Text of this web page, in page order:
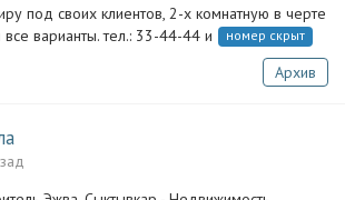
под своих клиентов, 2-х комнатную в черте
варианты. тел.: 33-44-44 и
номер скрыт
Архив